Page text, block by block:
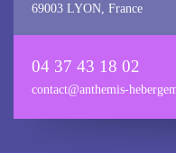
69003 LYON, France
04 37 43 18 02
contact@anthemis-